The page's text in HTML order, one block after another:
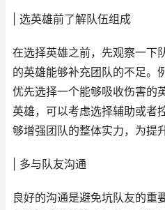
| 选英雄前了解队伍组成
在选择英雄之前，先观察一下
的英雄能够补充团队的不足。
优先选择一个能够吸收伤害的
英雄，可以考虑选择辅助或者
够增强团队的整体实力，为提
| 多与队友沟通
良好的沟通是避免坑队友的重